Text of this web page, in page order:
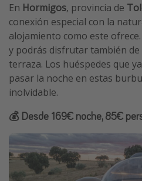
En Hormigos, provincia de
conexión especial con la
alojamiento como este
y podrás disfrutar también
terraza. Los huéspedes que
pasar la noche en estas
inolvidable.
💰 Desde 169€ noche, 85€